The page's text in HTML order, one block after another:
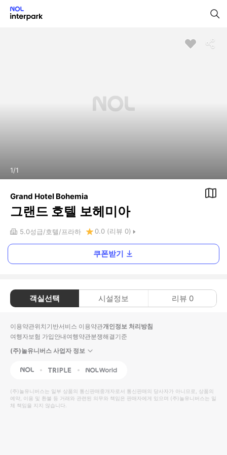
1/1
Grand Hotel Bohemia
그랜드 호텔 보헤미아
5.0성급 호텔 프라하 0.0 (리뷰 0)
쿠폰받기
객실선택 시설정보 리뷰 0
이용약관위치기반서비스 이용약관개인정보 처리방침
여행자보험 가입안내여행약관분쟁해결기준
(주)놀유니버스 사업자 정보
NOL Triple Interpark Global
(주)놀유니버스는 일부 상품의 통신판매중개자로서 통신판매의 당사자가 아니므로, 상품의
예약, 이용 및 환불 등 거래와 관련된 의무와 책임은 판매자에게 있으며 (주)놀유니버스는 일
체 책임을 지지 않습니다.